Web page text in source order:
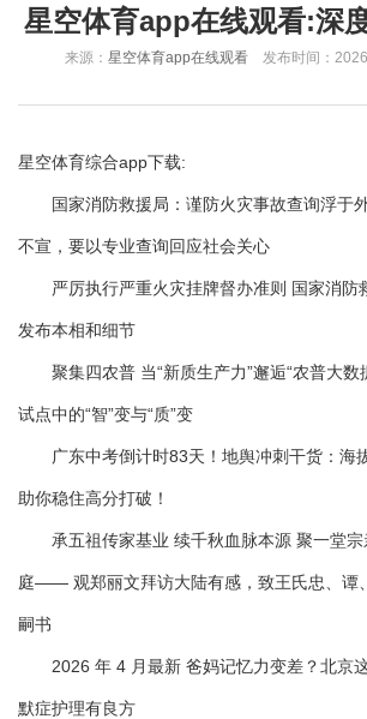
星空体育app在线观看:深
来源： 星空体育app在线观看 发布时间：
星空体育综合app下载:
国家消防救援局：谨防火灾事故查询浮于
不宣，要以专业查询回应社会关心
严厉执行严重火灾挂牌督办准则 国家消防
发布本相和细节
聚集四农普 当“新质生产力”邂逅“农普大
试点中的“智”变与“质”变
广东中考倒计时83天！地舆冲刺干货：海拔
助你稳住高分打破！
承五祖传家基业 续千秋血脉本源 聚一堂宗
庭—— 观郑丽文拜访大陆有感，致王氏忠、谭
嗣书
2026 年 4 月最新 爸妈记忆力变差？北京
默症护理有良方